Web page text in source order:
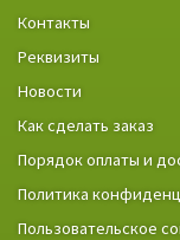
Контакты
Реквизиты
Новости
Как сделать заказ
Порядок оплаты и
Политика
Пользовательское